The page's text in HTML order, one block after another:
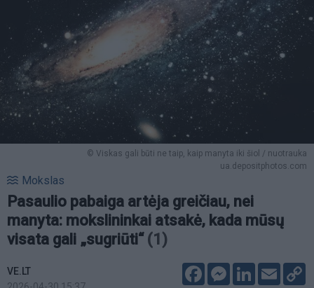
© Viskas gali būti ne taip, kaip manyta iki šiol / nuotrauka
ua.depositphotos.com
Mokslas
Pasaulio pabaiga artėja greičiau, nei
manyta: mokslininkai atsakė, kada mūsų
visata gali „sugriūti“ (1)
VE.LT
FacebookMessenger
LinkedIn
Email